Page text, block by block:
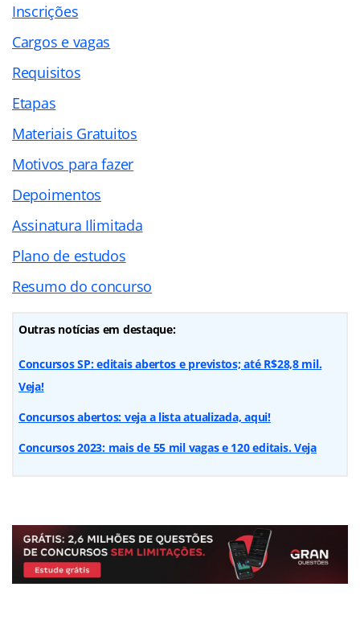
Inscrições
Cargos e vagas
Requisitos
Etapas
Materiais Gratuitos
Motivos para fazer
Depoimentos
Assinatura Ilimitada
Plano de estudos
Resumo do concurso
Outras notícias em destaque:
Concursos SP: editais abertos e previstos; até R$28,8 mil.
Veja!
Concursos abertos: veja a lista atualizada, aqui!
Concursos 2023: mais de 55 mil vagas e 120 editais. Veja